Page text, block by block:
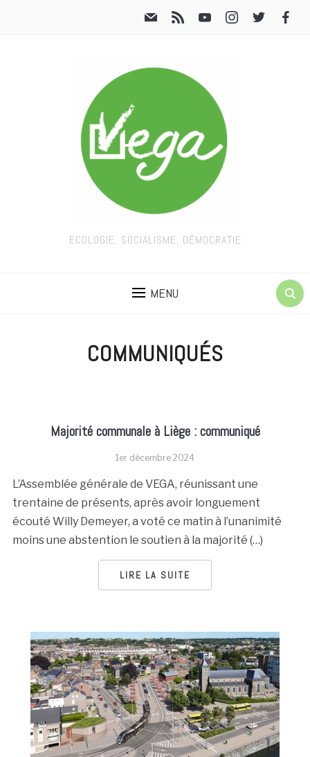
ECOLOGIE, SOCIALISME, DÉMOCRATIE
MENU
COMMUNIQUÉS
Majorité communale à Liège : communiqué
1er décembre 2024
L’Assemblée générale de VEGA, réunissant une
trentaine de présents, après avoir longuement
écouté Willy Demeyer, a voté ce matin à l’unanimité
moins une abstention le soutien à la majorité (…)
LIRE LA SUITE